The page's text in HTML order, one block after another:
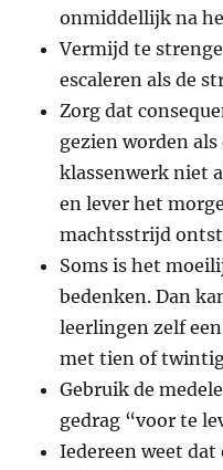
onmiddellijk na
Vermijd te
escaleren als de
Zorg dat
gezien worden als
klassenwerk niet
en lever het
machtsstrijd
Soms is het
bedenken. Dan
leerlingen zelf
met tien of
Gebruik de
gedrag “voor te
Iedereen weet